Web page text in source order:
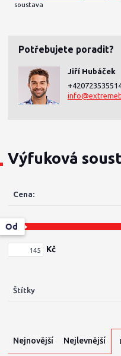
soustava
Potřebujete poradit?
Jiří Hubáček
Výfuková
Cena:
Kč
Od
Štítky
Nejnovější Nejlevnější